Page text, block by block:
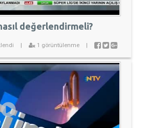
değerlendirmeli?
1 görüntülenme